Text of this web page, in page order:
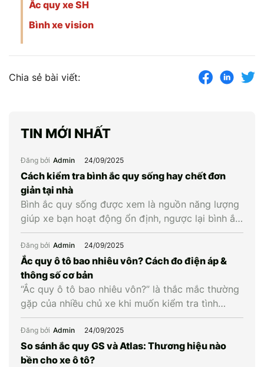
Ắc quy xe SH
Bình xe vision
Chia sẻ bài viết:
TIN MỚI NHẤT
Đăng bởi Admin 24/09/2025
Cách kiểm tra bình ắc quy sống hay chết đơn
giản tại nhà
Bình ắc quy sống được xem là nguồn năng lượng
giúp xe bạn hoạt động ổn định, ngược lại bình ắc
quy chết là khi bình cạn năng lượng và không còn
khả năng cung cấp điện cho xe. Vậy làm cách
nào để biết được bình ắc quy xe còn sống hay
chết? Hãy […]
Đăng bởi Admin 24/09/2025
Ắc quy ô tô bao nhiêu vôn? Cách đo điện áp &
thông số cơ bản
“Ắc quy ô tô bao nhiêu vôn?” là thắc mắc thường
gặp của nhiều chủ xe khi muốn kiểm tra tình
trạng bình hay cân nhắc thay mới. Hiểu đúng về
điện áp cùng các thông số liên quan giúp chủ xe
chủ động kiểm tra, bảo dưỡng và thay ắc quy ô
tô kịp […]
Đăng bởi Admin 24/09/2025
So sánh ắc quy GS và Atlas: Thương hiệu nào
bền cho xe ô tô?